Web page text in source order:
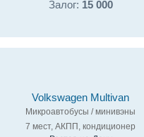
Залог: 15 000
Volkswagen Multivan
Микроавтобусы / минивэны
7 мест, АКПП, кондиционер